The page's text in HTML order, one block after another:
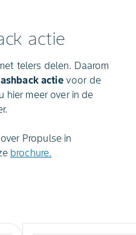
actie
telers delen. Daarom
actievoor de
hier meer over in de
Propulse in
brochure.